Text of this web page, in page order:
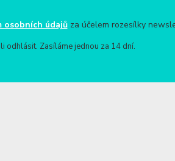
osobních údajůza účelem rozesílky
odhlásit. Zasíláme jednou za 14 dní.